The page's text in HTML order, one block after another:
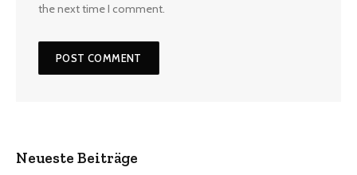
the next time I comment.
Neueste Beiträge